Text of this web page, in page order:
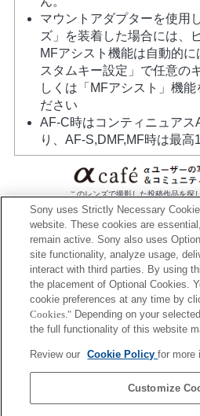
マウントアダプターを使用
ズ」を装着した場合には、
MFアシスト機能は自動的
スタムキー設定」で任意の
しくは「MFアシスト」機能
ださい
AF-C時はコンティニュアス
り、AF-S,DMF,MF時は最高
このレンズで撮影した投稿作品を探
プレスリリース
ご利用条件
環境情報
Sony uses Strictly Necessary
website. These cookies are
remain active. Sony also uses
site functionality, analyze usage,
interact with third parties. By using
the placement of Optional Cookies.
cookie preferences at any time by
Cookies." Depending on your
the full functionality of this website
Review our Cookie Policyfor more
Customize